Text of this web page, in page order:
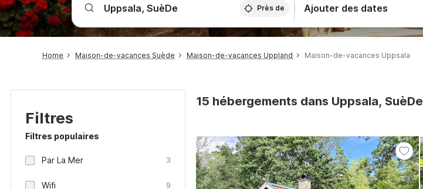
Près de Ajouter des dates
Home Maison-de-vacances Suède Maison-de-vacances Uppland Maison-de-vacances Uppsala
Filtres
Filtres populaires
Par La Mer 3
Wifi 9
15 hébergements dans Uppsala, SuèDe